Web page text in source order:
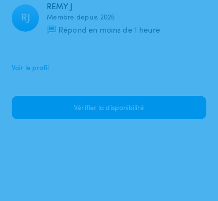
RJ
REMY J
Membre depuis 2025
Répond en moins de 1 heure
Voir le profil
Vérifier la disponibilité